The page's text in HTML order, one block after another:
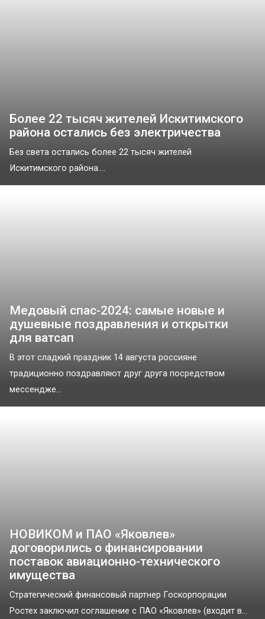
Более 22 тысяч жителей Искитимского
района остались без электричества
Без света остались более 22 тысяч жителей
Искитимского района....
Медовый спас-2024: самые новые и
душевные поздравления и открытки
для ватсап
В этот сладкий праздник 14 августа россияне
традиционно поздравляют друг друга посредством
мессендже...
НОВИКОМ и ПАО «Яковлев»
договорились о финансировании
поставок авиационно-технического
имущества
Стратегический финансовый партнер Госкорпорации
Ростех заключил соглашение с ПАО «Яковлев» (входит в...